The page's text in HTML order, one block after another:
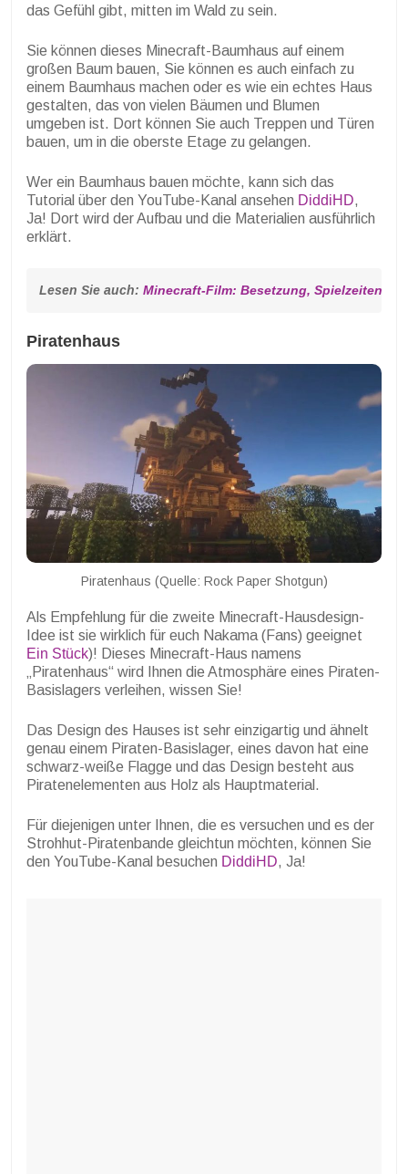
das Gefühl gibt, mitten im Wald zu sein.
Sie können dieses Minecraft-Baumhaus auf einem
großen Baum bauen, Sie können es auch einfach zu
einem Baumhaus machen oder es wie ein echtes Haus
gestalten, das von vielen Bäumen und Blumen
umgeben ist. Dort können Sie auch Treppen und Türen
bauen, um in die oberste Etage zu gelangen.
Wer ein Baumhaus bauen möchte, kann sich das
Tutorial über den YouTube-Kanal ansehen DiddiHD,
Ja! Dort wird der Aufbau und die Materialien ausführlich
erklärt.
Lesen Sie auch: Minecraft-Film: Besetzung, Spielzeiten
Piratenhaus
Piratenhaus (Quelle: Rock Paper Shotgun)
Als Empfehlung für die zweite Minecraft-Hausdesign-
Idee ist sie wirklich für euch Nakama (Fans) geeignet
Ein Stück)! Dieses Minecraft-Haus namens
„Piratenhaus“ wird Ihnen die Atmosphäre eines Piraten-
Basislagers verleihen, wissen Sie!
Das Design des Hauses ist sehr einzigartig und ähnelt
genau einem Piraten-Basislager, eines davon hat eine
schwarz-weiße Flagge und das Design besteht aus
Piratenelementen aus Holz als Hauptmaterial.
Für diejenigen unter Ihnen, die es versuchen und es der
Strohhut-Piratenbande gleichtun möchten, können Sie
den YouTube-Kanal besuchen DiddiHD, Ja!